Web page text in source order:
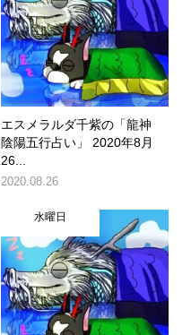
エスメラルダ千紫の「龍神
陰陽五行占い」 2020年8月
26...
2020.08.26
水曜日